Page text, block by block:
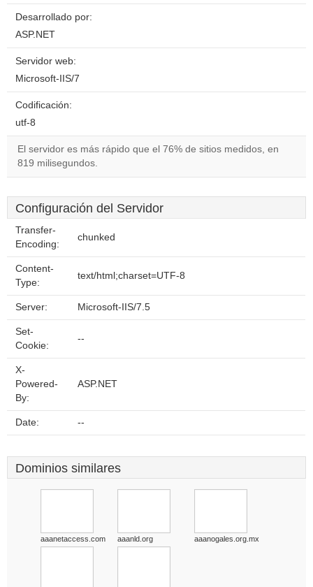
Desarrollado por:
ASP.NET
Servidor web:
Microsoft-IIS/7
Codificación:
utf-8
El servidor es más rápido que el 76% de sitios medidos, en
819 milisegundos.
Configuración del Servidor
Transfer-
Encoding:
chunked
Content-
Type:
text/html;charset=UTF-8
Server: Microsoft-IIS/7.5
Set-
Cookie:
--
X-
Powered-
By:
ASP.NET
Date: --
Dominios similares
aaanetaccess.com aaanld.org aaanogales.org.mx